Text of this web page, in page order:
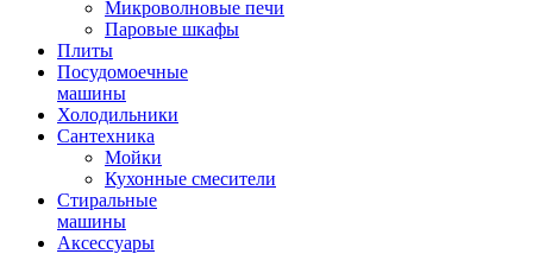
Микроволновые печи
Паровые шкафы
Плиты
Посудомоечные
машины
Холодильники
Сантехника
Мойки
Кухонные смесители
Стиральные
машины
Аксессуары